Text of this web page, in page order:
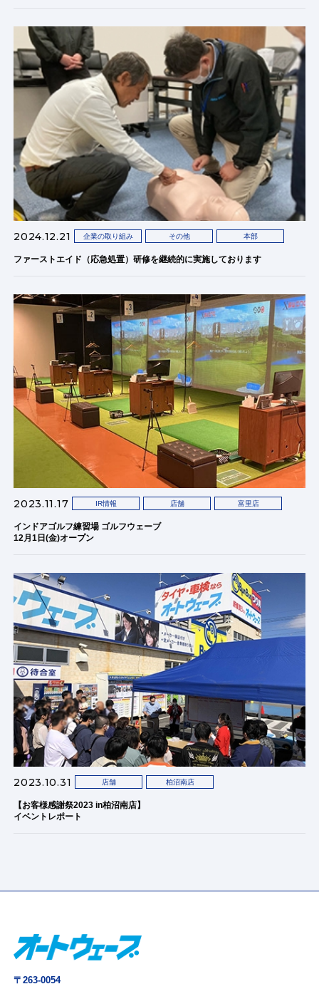
2024.12.21 企業の取り組み その他 本部
ファーストエイド（応急処置）研修を継続的に実施しております
2023.11.17 IR情報 店舗 富里店
インドアゴルフ練習場 ゴルフウェーブ
12月1日(金)オープン
2023.10.31 店舗 柏沼南店
【お客様感謝祭2023 in柏沼南店】
イベントレポート
〒263-0054